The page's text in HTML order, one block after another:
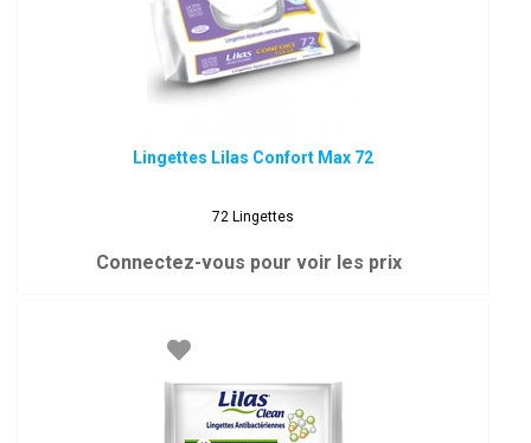
Lingettes Lilas Confort Max 72
72 Lingettes
Connectez-vous pour voir les prix